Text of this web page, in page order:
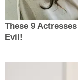
These 9
Evil!